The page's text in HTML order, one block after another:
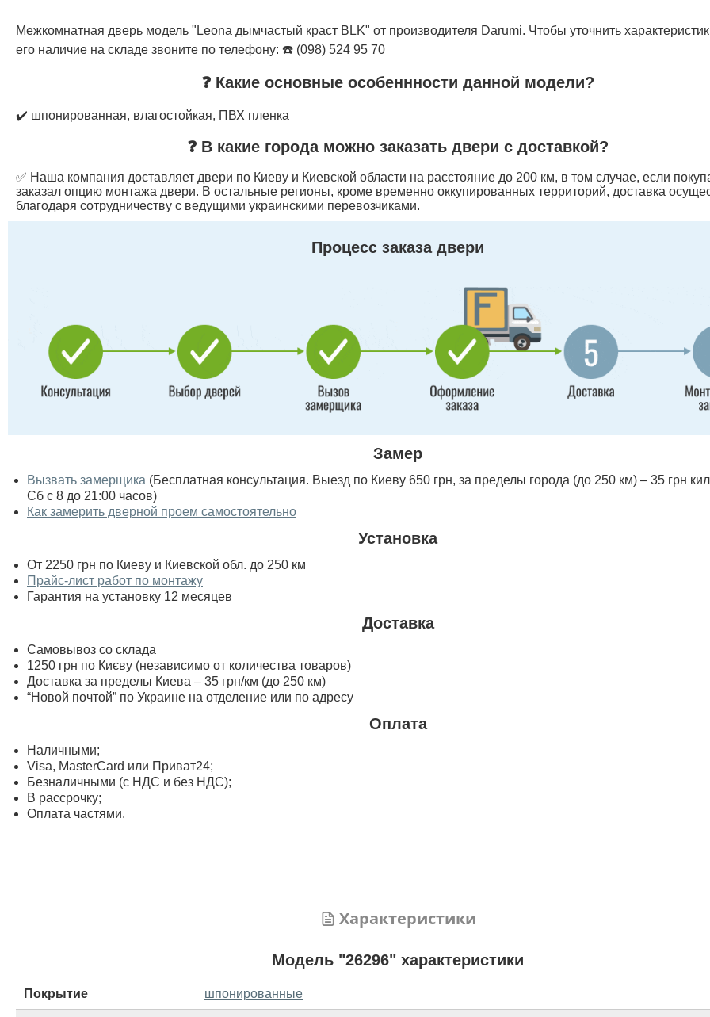
Межкомнатная дверь модель "Leona дымчастый краст BLK" от производителя Darumi. Чтобы уточнить
его наличие на складе звоните по телефону: ☎️ (098) 524 95 70
❓ Какие основные особеннности данной модели?
✔️ шпонированная, влагостойкая, ПВХ пленка
❓ В какие города можно заказать двери с доставкой?
✅ Наша компания доставляет двери по Киеву и Киевской области на расстояние до 200 км, в том случае, если
заказал опцию монтажа двери. В остальные регионы, кроме временно оккупированных территорий, доставка
благодаря сотрудничеству с ведущими украинскими перевозчиками.
Процесс заказа двери
Замер
Вызвать замерщика (Бесплатная консультация. Выезд по Киеву 650 грн, за пределы города (до 250 км) – 35 грн
Сб с 8 до 21:00 часов)
Как замерить дверной проем самостоятельно
Установка
От 2250 грн по Киеву и Киевской обл. до 250 км
Прайс-лист работ по монтажу
Гарантия на установку 12 месяцев
Доставка
Самовывоз со склада
1250 грн по Києву (независимо от количества товаров)
Доставка за пределы Киева – 35 грн/км (до 250 км)
“Новой почтой” по Украине на отделение или по адресу
Оплата
Наличными;
Visa, MasterСard или Приват24;
Безналичными (с НДС и без НДС);
В рассрочку;
Оплата частями.
Характеристики
Модель "26296" характеристики
Покрытие шпонированные